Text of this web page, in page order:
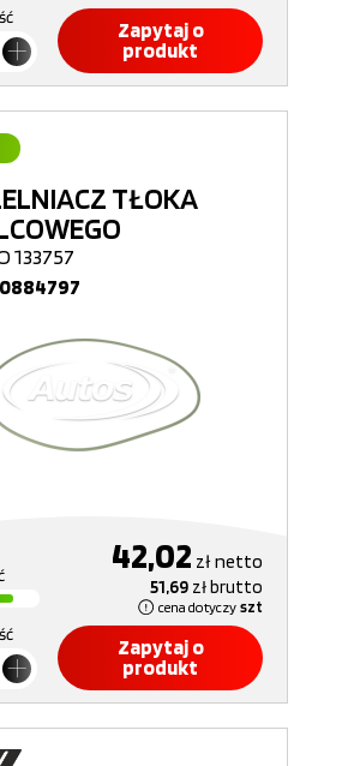
Zapytaj o
produkt
TŁOKA
133757
0884797
42,02 złnetto
51,69 złbrutto
cena dotyczy szt
Zapytaj o
produkt